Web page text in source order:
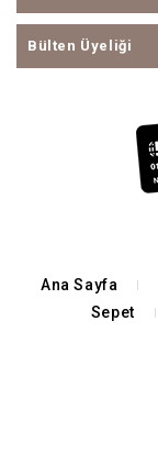
Bülten Üyeliği
Ana Sayfa
Sepet